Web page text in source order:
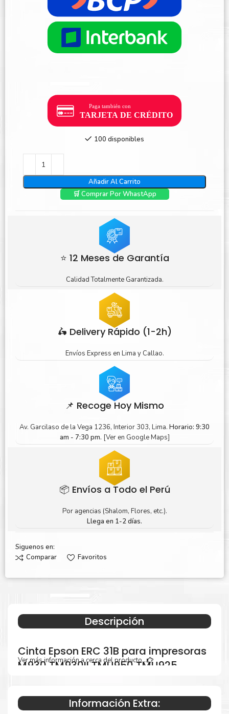
100 disponibles
Añadir Al Carrito
🛒 Comprar Por WhastApp
⭐ 12 Meses de Garantía
Calidad Totalmente Garantizada.
🛵 Delivery Rápido (1-2h)
Envíos Express en Lima y Callao.
📌 Recoge Hoy Mismo
Av. Garcilaso de la Vega 1236, Interior 303, Lima. Horario: 9:30
am - 7:30 pm. [Ver en Google Maps]
📦 Envíos a Todo el Perú
Por agencias (Shalom, Flores, etc.).
Llega en 1-2 días.
Siguenos en:
Comparar
Favoritos
Descripción
Cinta Epson ERC 31B para impresoras
M930 TM930II TMU950 TMU925
Ver más información a cerca del producto...
Información Extra: